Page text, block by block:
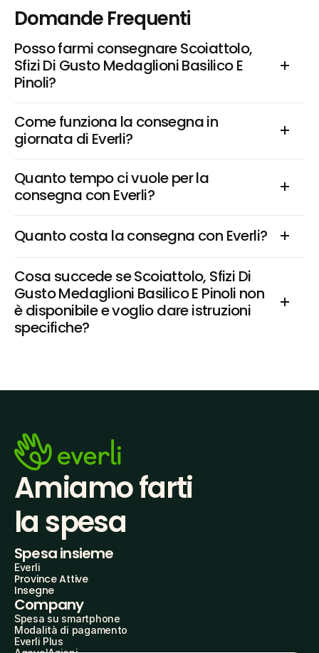
Domande Frequenti
Posso farmi consegnare Scoiattolo,
Sfizi Di Gusto Medaglioni Basilico E
Pinoli?
Come funziona la consegna in
giornata di Everli?
Quanto tempo ci vuole per la
consegna con Everli?
Quanto costa la consegna con Everli?
Cosa succede se Scoiattolo, Sfizi Di
Gusto Medaglioni Basilico E Pinoli non
è disponibile e voglio dare istruzioni
specifiche?
Amiamo farti
la spesa
Spesa insieme
Everli
Province Attive
Insegne
Company
Spesa su smartphone
Modalità di pagamento
Everli Plus